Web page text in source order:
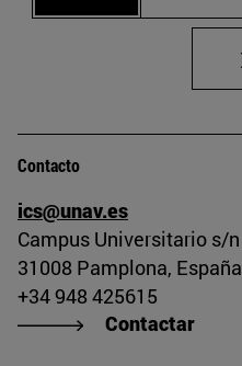
Contacto
ics@unav.es
Campus Universitario s/n
31008 Pamplona, España
+34 948 425615
Contactar